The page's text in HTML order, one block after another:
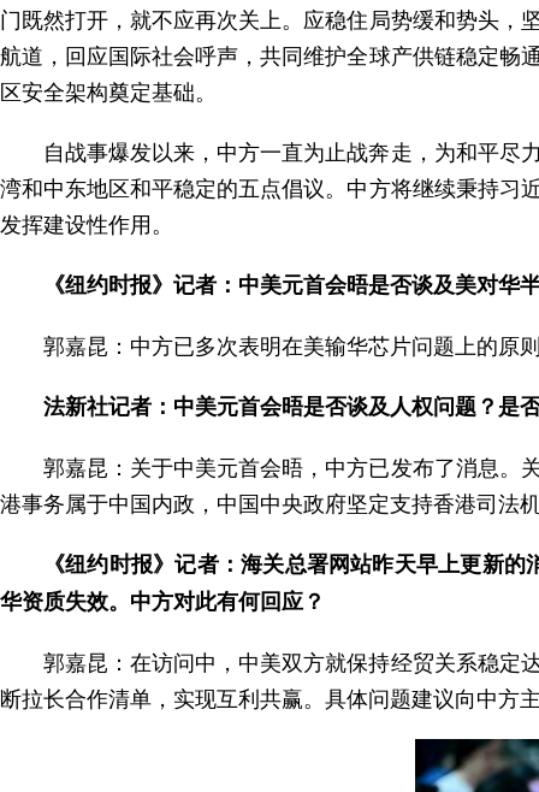
门既然打开，就不应再次关上。应稳住局势缓和势头
航道，回应国际社会呼声，共同维护全球产供链稳定畅
区安全架构奠定基础。
自战事爆发以来，中方一直为止战奔走，为和平
湾和中东地区和平稳定的五点倡议。中方将继续秉持习
发挥建设性作用。
《纽约时报》记者：中美元首会晤是否谈及美对华
郭嘉昆：中方已多次表明在美输华芯片问题上的原
法新社记者：中美元首会晤是否谈及人权问题？是
郭嘉昆：关于中美元首会晤，中方已发布了消息。
港事务属于中国内政，中国中央政府坚定支持香港司法
《纽约时报》记者：海关总署网站昨天早上更新
华资质失效。中方对此有何回应？
郭嘉昆：在访问中，中美双方就保持经贸关系稳定
断拉长合作清单，实现互利共赢。具体问题建议向中方